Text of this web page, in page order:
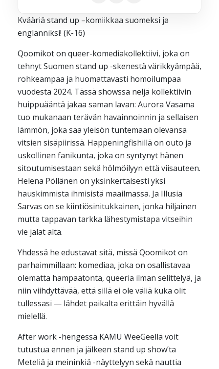
Kvääriä stand up –komiikkaa suomeksi ja
englanniksi! (K-16)
Qoomikot on queer-komediakollektiivi, joka on
tehnyt Suomen stand up -skenestä värikkyämpää,
rohkeampaa ja huomattavasti homoilumpaa
vuodesta 2024. Tässä showssa neljä kollektiivin
huippuääntä jakaa saman lavan: Aurora Vasama
tuo mukanaan terävän havainnoinnin ja sellaisen
lämmön, joka saa yleisön tuntemaan olevansa
vitsien sisäpiirissä. Happeningfishillä on outo ja
uskollinen fanikunta, joka on syntynyt hänen
sitoutumisestaan sekä hölmöilyyn että viisauteen.
Helena Pöllänen on yksinkertaisesti yksi
hauskimmista ihmisistä maailmassa. Ja Illusia
Sarvas on se kiintiösinitukkainen, jonka hiljainen
mutta tappavan tarkka lähestymistapa vitseihin
vie jalat alta.
Yhdessä he edustavat sitä, missä Qoomikot on
parhaimmillaan: komediaa, joka on osallistavaa
olematta hampaatonta, queeria ilman selittelyä, ja
niin viihdyttävää, että sillä ei ole väliä kuka olit
tullessasi — lähdet paikalta erittäin hyvällä
mielellä.
After work -hengessä KAMU WeeGeellä voit
tutustua ennen ja jälkeen stand up show’ta
Meteliä ja meininkiä -näyttelyyn sekä nauttia
Yahoo